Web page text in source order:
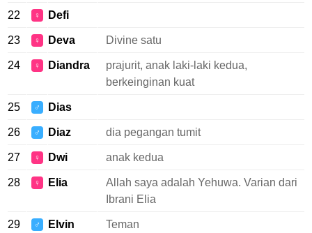
22 ♀ Defi
23 ♀ Deva Divine satu
24 ♀ Diandra
prajurit, anak laki-laki kedua,
berkeinginan kuat
25 ♂ Dias
26 ♂ Diaz dia pegangan tumit
27 ♀ Dwi anak kedua
28 ♀ Elia
Allah saya adalah Yehuwa. Varian dari
Ibrani Elia
29 ♂ Elvin Teman